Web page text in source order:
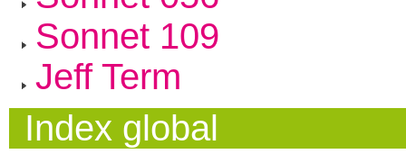
Sonnet 109
Jeff Term
Index global